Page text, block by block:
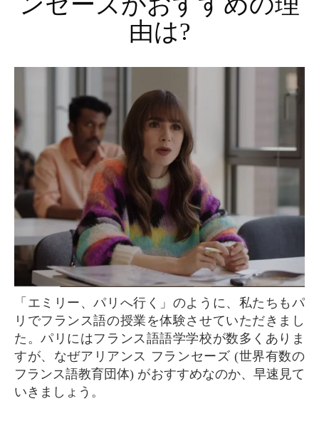
由は?
「エミリー、パリへ行く」のように、私たちもパ
リでフランス語の授業を体験させていただきまし
た。パリにはフランス語語学学校が数多くありま
すが、なぜアリアンス フランセーズ (世界有数の
フランス語教育団体) がおすすめなのか、早速見て
いきましょう。